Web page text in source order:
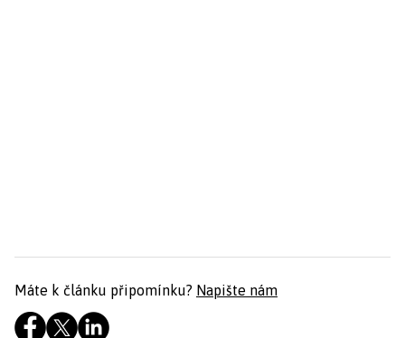
Máte k článku připomínku? Napište nám